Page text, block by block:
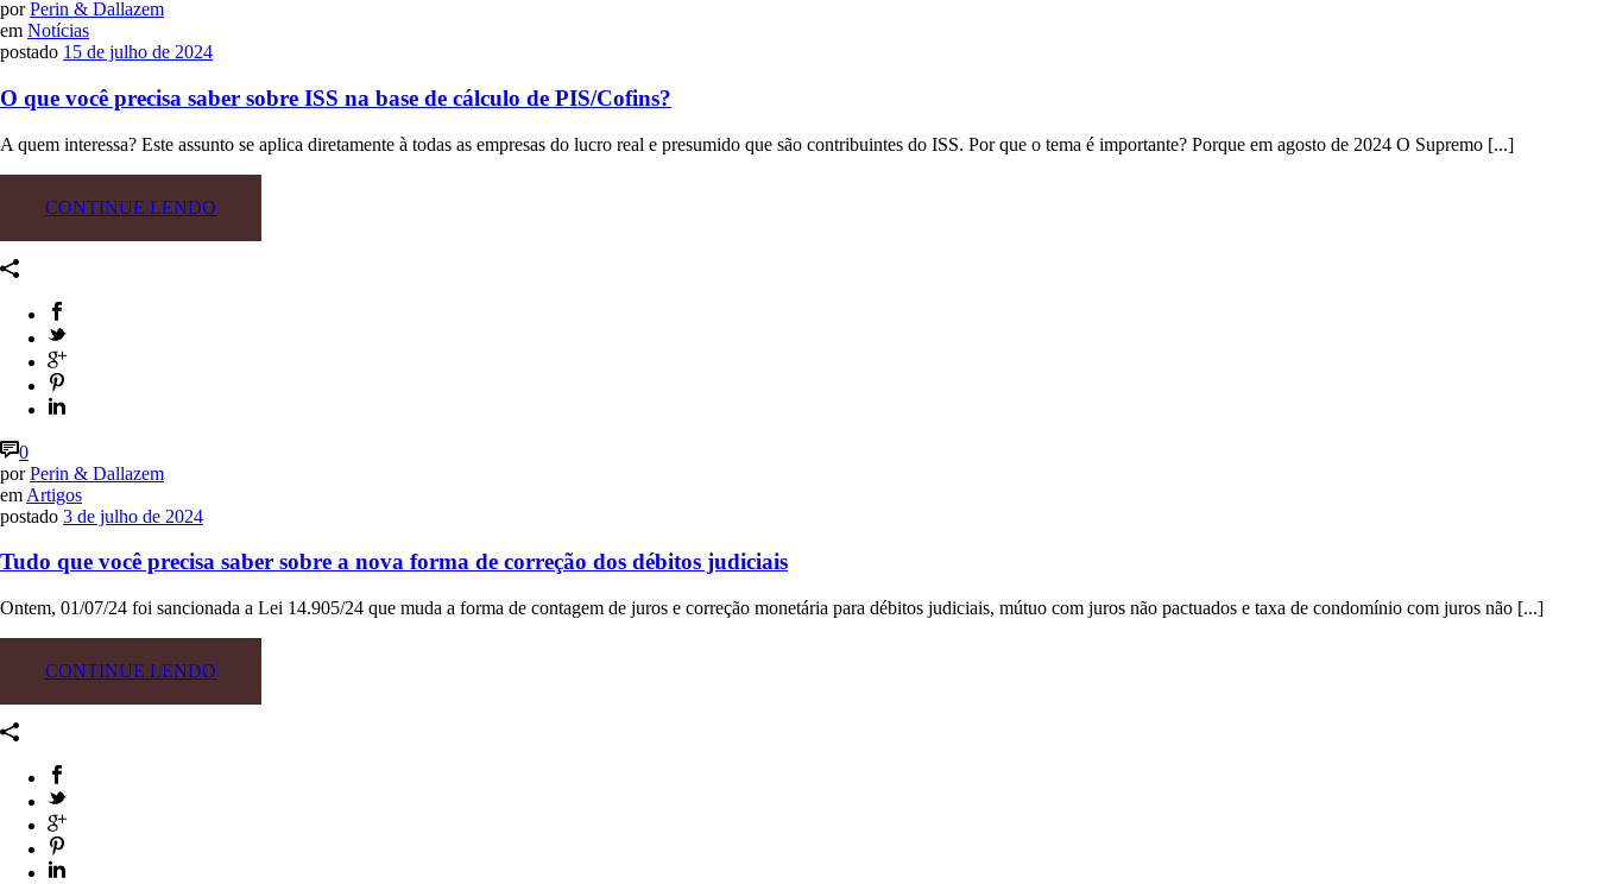
porPerin & Dallazem
em Notícias
postado 15 de julho de 2024
O que você precisa saber sobre ISS na base de cálculo de PIS/Cofins?
A quem interessa? Este assunto se aplica diretamente à todas as empresas do lucro real e presumido que são contribuintes do ISS. Por que o tema é importante? Porque em agosto de 2024 O Supremo [...]
CONTINUE LENDO
0
porPerin & Dallazem
em Artigos
postado 3 de julho de 2024
Tudo que você precisa saber sobre a nova forma de correção dos débitos judiciais
Ontem, 01/07/24 foi sancionada a Lei 14.905/24 que muda a forma de contagem de juros e correção monetária para débitos judiciais, mútuo com juros não pactuados e taxa de condomínio com juros não [...]
CONTINUE LENDO